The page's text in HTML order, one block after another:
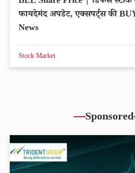
फायदेमंद अपडेट, एक्सपर्ट्स की BUY
News
Stock Market
Sponsored